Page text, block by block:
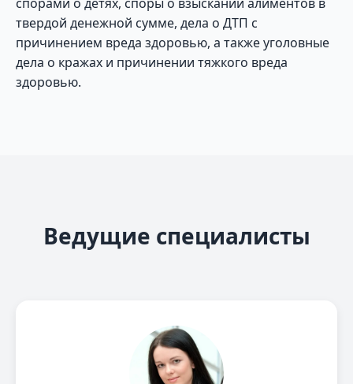
твердой денежной сумме, дела о ДТП с
причинением вреда здоровью, а также уголовные
дела о кражах и причинении тяжкого вреда
здоровью.
Ведущие специалисты